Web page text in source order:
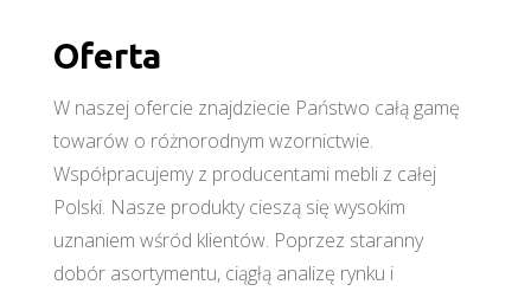
Oferta
W naszej ofercie znajdziecie Państwo całą gamę
towarów o różnorodnym wzornictwie.
Współpracujemy z producentami mebli z całej
Polski. Nasze produkty cieszą się wysokim
uznaniem wśród klientów. Poprzez staranny
dobór asortymentu, ciągłą analizę rynku i